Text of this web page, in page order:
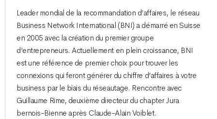
Leader mondial de la recommandation d’affaires, le réseau
Business Network International (BNI) a démarré en Suisse
en 2005 avec la création du premier groupe
d’entrepreneurs. Actuellement en plein croissance, BNI
est une référence de premier choix pour trouver les
connexions qui feront générer du chiffre d’affaires à votre
business par le biais du réseautage. Rencontre avec
Guillaume Rime, deuxième directeur du chapter Jura
bernois-Bienne après Claude-Alain Voiblet.